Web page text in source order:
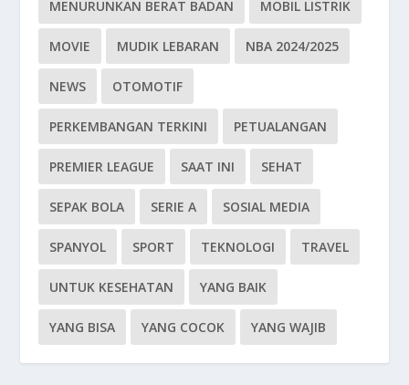
MENURUNKAN BERAT BADAN MOBIL LISTRIK
MOVIE MUDIK LEBARAN NBA 2024/2025
NEWS OTOMOTIF
PERKEMBANGAN TERKINI PETUALANGAN
PREMIER LEAGUE SAAT INI SEHAT
SEPAK BOLA SERIE A SOSIAL MEDIA
SPANYOL SPORT TEKNOLOGI TRAVEL
UNTUK KESEHATAN YANG BAIK
YANG BISA YANG COCOK YANG WAJIB